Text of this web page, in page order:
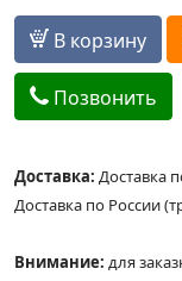
В корзину
Позвонить
Доставка: Доставка
Доставка по России
Внимание: для